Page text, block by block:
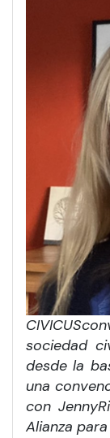
CIVICUS
sociedad
desde la
una
con Jenny
Alianza